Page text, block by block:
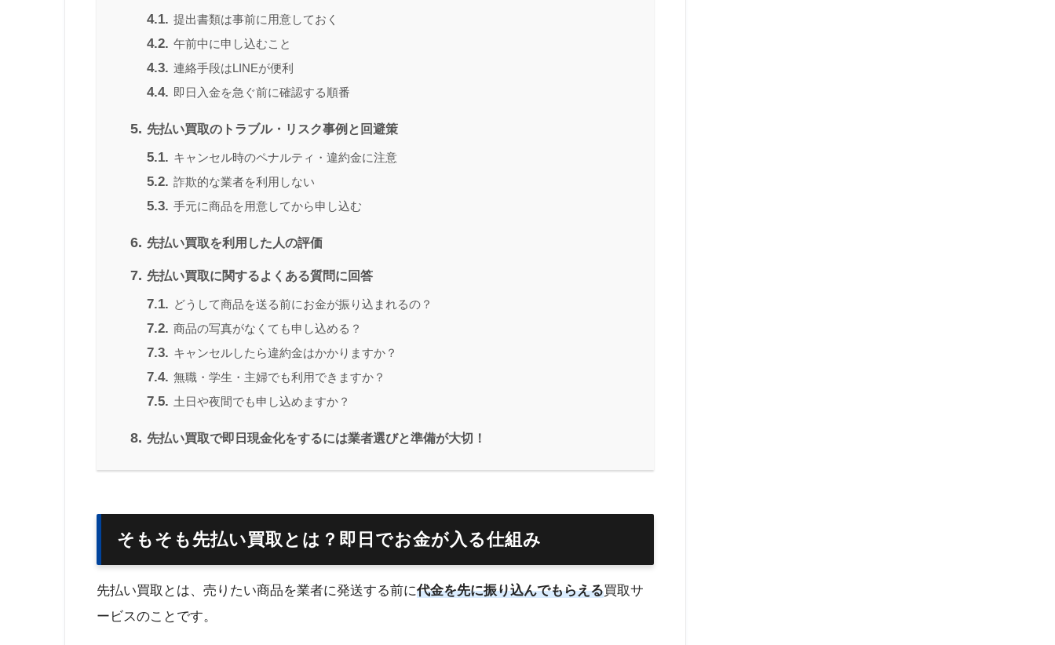
4.1. 提出書類は事前に用意しておく
4.2. 午前中に申し込むこと
4.3. 連絡手段はLINEが便利
4.4. 即日入金を急ぐ前に確認する順番
5. 先払い買取のトラブル・リスク事例と回避策
5.1. キャンセル時のペナルティ・違約金に注意
5.2. 詐欺的な業者を利用しない
5.3. 手元に商品を用意してから申し込む
6. 先払い買取を利用した人の評価
7. 先払い買取に関するよくある質問に回答
7.1. どうして商品を送る前にお金が振り込まれるの？
7.2. 商品の写真がなくても申し込める？
7.3. キャンセルしたら違約金はかかりますか？
7.4. 無職・学生・主婦でも利用できますか？
7.5. 土日や夜間でも申し込めますか？
8. 先払い買取で即日現金化をするには業者選びと準備が大切！
そもそも先払い買取とは？即日でお金が入る仕組み
先払い買取とは、売りたい商品を業者に発送する前に代金を先に振り込んでもらえる買取サ
ービスのことです。